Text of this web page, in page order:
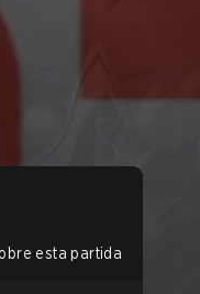
esta partida